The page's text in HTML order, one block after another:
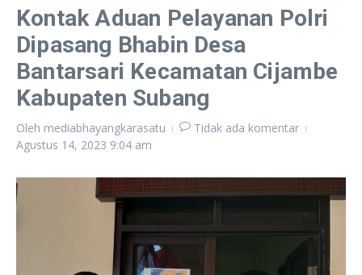
Kontak Aduan Pelayanan Polri
Dipasang Bhabin Desa
Bantarsari Kecamatan Cijambe
Kabupaten Subang
Oleh mediabhayangkarasatu
Tidak ada komentar
Agustus 14, 2023 9:04 am